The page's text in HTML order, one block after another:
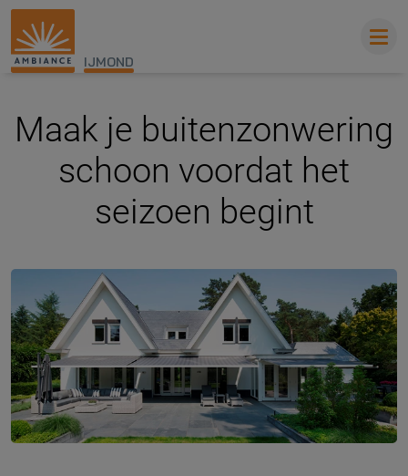
IJMOND
Maak je buitenzonwering
schoon voordat het
seizoen begint